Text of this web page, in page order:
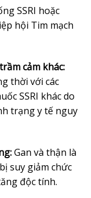
SSRI hoặc
hội Tim mạch
cảm khác:
thời với các
SSRI khác do
trạng y tế nguy
Gan và thận là
suy giảm chức
độc tính.